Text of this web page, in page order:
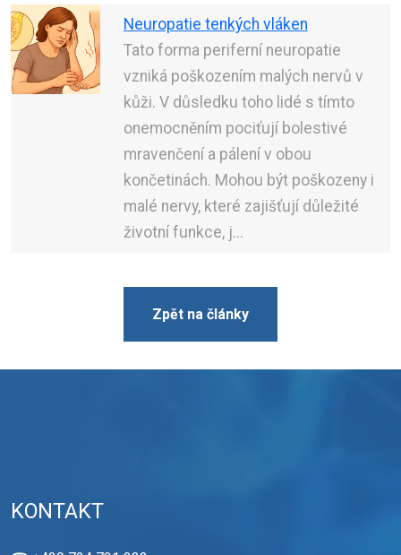
Neuropatie tenkých vláken
Tato forma periferní neuropatie
vzniká poškozením malých nervů v
kůži. V důsledku toho lidé s tímto
onemocněním pociťují bolestivé
mravenčení a pálení v obou
končetinách. Mohou být poškozeny i
malé nervy, které zajišťují důležité
životní funkce, j...
Zpět na články
KONTAKT